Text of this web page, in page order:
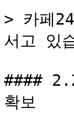
> 카페
서고 있
####
확보